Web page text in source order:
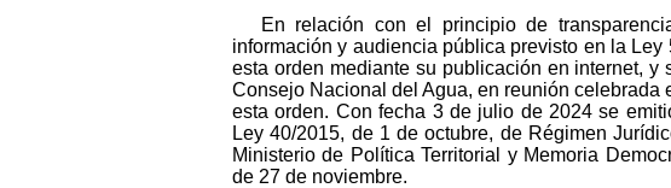
En relación con el principio de
información y audiencia pública previsto en la
esta orden mediante su publicación en internet,
Consejo Nacional del Agua, en reunión
esta orden. Con fecha 3 de julio de 2024 se
Ley 40/2015, de 1 de octubre, de Régimen
Ministerio de Política Territorial y Memoria
de 27 de noviembre.